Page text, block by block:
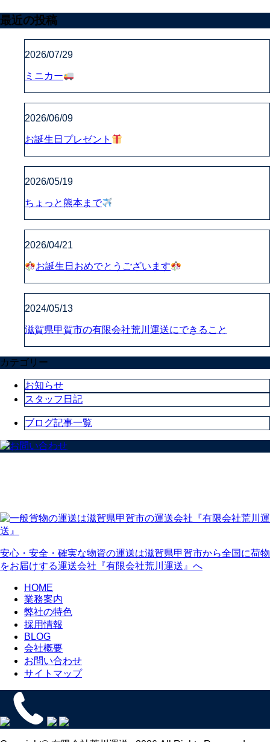
最近の投稿
2026/07/29
ミニカー
2026/06/09
お誕生日プレゼント
2026/05/19
ちょっと熊本まで
2026/04/21
お誕生日おめでとうございます
2024/05/13
滋賀県甲賀市の有限会社荒川運送にできること
カテゴリー
お知らせ
スタッフ日記
ブログ記事一覧
安心・安全・確実な物資の運送は滋賀県甲賀市から全国に荷物
をお届けする運送会社『有限会社荒川運送』へ
HOME
業務案内
弊社の特色
採用情報
BLOG
会社概要
お問い合わせ
サイトマップ